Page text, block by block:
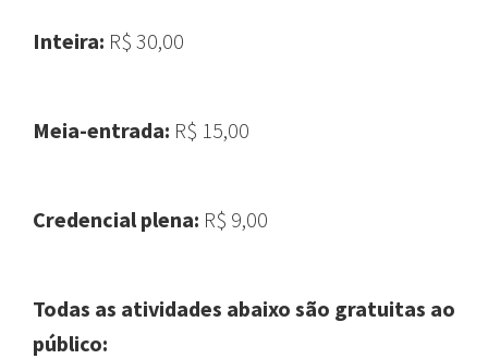
Inteira: R$ 30,00
Meia-entrada: R$ 15,00
Credencial plena: R$ 9,00
Todas as atividades abaixo são gratuitas ao
público: